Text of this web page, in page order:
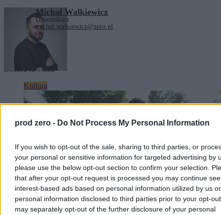
prod zero - Do Not Process My Personal Information
If you wish to opt-out of the sale, sharing to third parties, or
your personal or sensitive information for targeted advertising by
please use the below opt-out section to confirm your selection.
that after your opt-out request is processed you may continue
interest-based ads based on personal information utilized by us or
personal information disclosed to third parties prior to your opt-
may separately opt-out of the further disclosure of your personal
Michał Walkiewicz
Dziennikarz
michal.walkiewicz@zero.pl
polskie kino
Zobacz również
Kultura